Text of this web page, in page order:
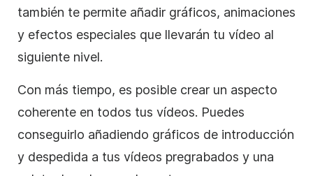
también te permite añadir gráficos, animaciones
y efectos especiales que llevarán tu vídeo al
siguiente nivel.
Con más tiempo, es posible crear un aspecto
coherente en todos tus vídeos. Puedes
conseguirlo añadiendo gráficos de introducción
y despedida a tus vídeos pregrabados y una